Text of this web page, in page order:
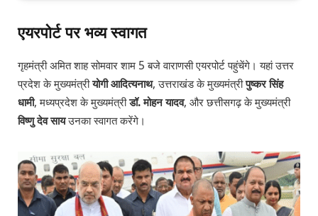
एयरपोर्ट पर भव्य स्वागत
गृहमंत्री अमित शाह सोमवार शाम 5 बजे वाराणसी एयरपोर्ट पहुंचेंगे। यहां उत्तर
प्रदेश के मुख्यमंत्रीयोगी आदित्यनाथ, उत्तराखंड के मुख्यमंत्रीपुष्कर सिंह
धामी, मध्यप्रदेश के मुख्यमंत्रीडॉ. मोहन यादव, और छत्तीसगढ़ के मुख्यमंत्री
विष्णु देव सायउनका स्वागत करेंगे।